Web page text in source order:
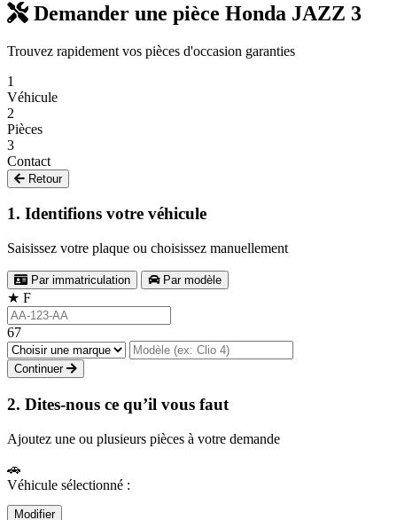
Demander une pièce Honda JAZZ 3
Trouvez rapidement vos pièces d'occasion garanties
1
Véhicule
2
Pièces
3
Contact
Retour
1. Identifions votre véhicule
Saisissez votre plaque ou choisissez manuellement
Par immatriculation Par modèle
★ F
67
Continuer
2. Dites-nous ce qu’il vous faut
Ajoutez une ou plusieurs pièces à votre demande
🚗
Véhicule sélectionné :
Modifier